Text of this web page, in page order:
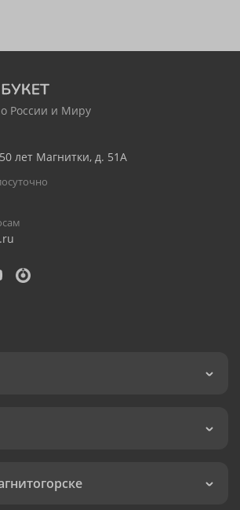
России и Миру
50 лет Магнитки, д. 51А